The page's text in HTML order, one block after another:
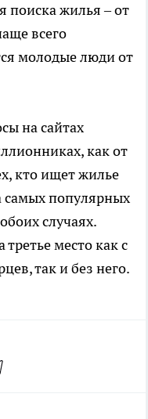
поиска жилья – от
всего
молодые люди от
на сайтах
как от
кто ищет жилье
самых популярных
случаях.
место как с
так и без него.